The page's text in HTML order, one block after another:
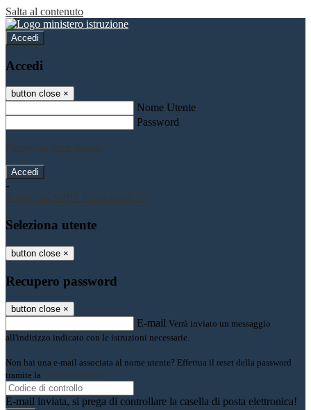
Salta al contenuto
Accedi
Accedi
button close ×
Nome Utente
Password
Password dimenticata?
-
Entra con SPID
Entra con CIE
Seleziona utente
button close ×
Recupero password
button close ×
E-mail Verrà inviato un messaggio
all'indirizzo indicato con le istruzioni necessarie.
Non hai una e-mail associata al nome utente? Effettua il reset della password
tramite la Login Spaggiari
E-mail inviata, si prega di controllare la casella di posta elettronica!